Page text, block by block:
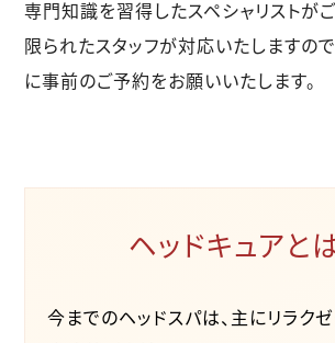
専門知識を習得したスペシャリストがご
限られたスタッフが対応いたしますの
に事前のご予約をお願いいたします。
ヘッドキュアと
今までのヘッドスパは、主にリラク